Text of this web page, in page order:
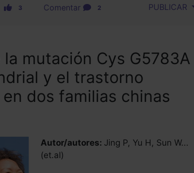
3 Comentar 2 PUBLICAR
mutación Cys G5783A
y el trastorno
dos familias chinas
Autor/autores: Jing P, Yu H, Sun W...
(et.al)